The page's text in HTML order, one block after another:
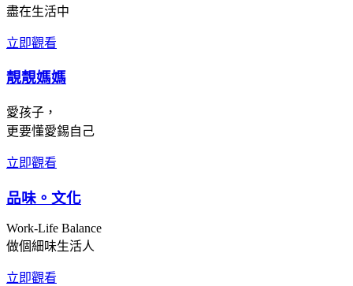
盡在生活中
立即觀看
靚靚媽媽
愛孩子，
更要懂愛錫自己
立即觀看
品味。文化
Work-Life Balance
做個細味生活人
立即觀看